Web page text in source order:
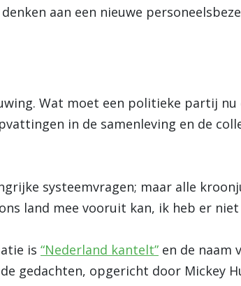
aan een nieuwe
Wat moet een politieke partij nu
in de samenleving en de
systeemvragen; maar alle
land mee vooruit kan, ik heb er niet
is “Nederland kantelt” en de naam
gedachten, opgericht door Mickey